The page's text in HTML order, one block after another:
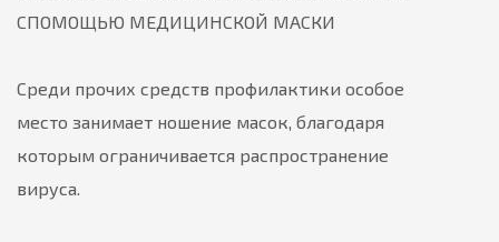
СПОМОЩЬЮ МЕДИЦИНСКОЙ МАСКИ
Среди прочих средств профилактики особое
место занимает ношение масок, благодаря
которым ограничивается распространение
вируса.